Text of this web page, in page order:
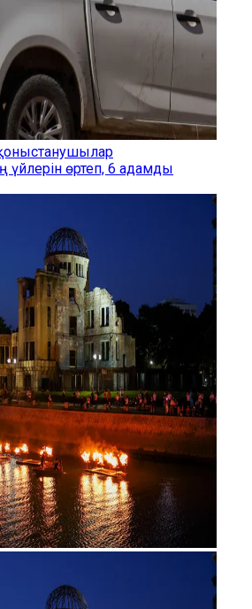
үйлерін өртеп, 6 адамды